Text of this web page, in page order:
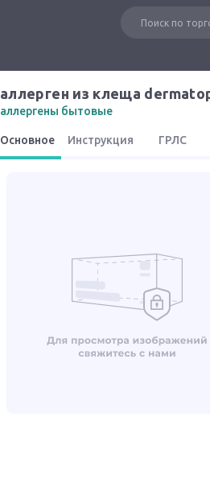
аллерген из клеща
аллергены бытовые
Основное Инструкция ГРЛС